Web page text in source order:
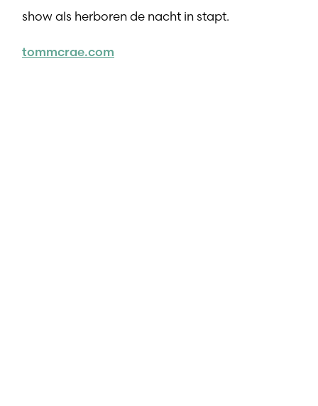
show als herboren de nacht in stapt.
tommcrae.com